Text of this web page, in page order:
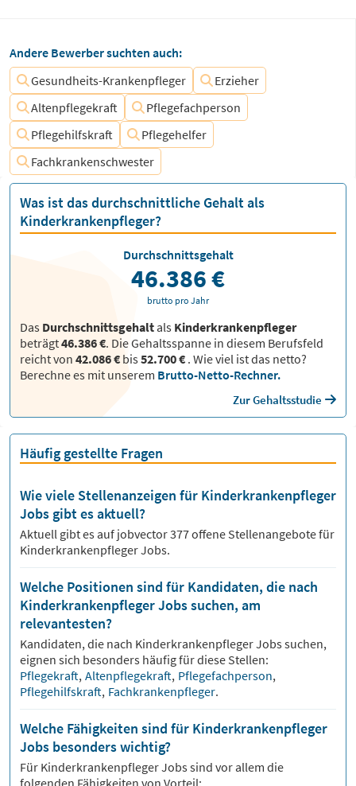
Andere Bewerber suchten auch:
Gesundheits-Krankenpfleger
Erzieher
Altenpflegekraft
Pflegefachperson
Pflegehilfskraft
Pflegehelfer
Fachkrankenschwester
Was ist das durchschnittliche Gehalt als
Kinderkrankenpfleger?
Das Durchschnittsgehaltals Kinderkrankenpfleger
beträgt46.386 €. Die Gehaltsspanne in diesem Berufsfeld
reicht von 42.086 € bis52.700 € . Wie viel ist das netto?
Berechne es mit unserem Brutto-Netto-Rechner.
Zur Gehaltsstudie
Durchschnittsgehalt
46.386 €
brutto pro Jahr
Häufig gestellte Fragen
Wie viele Stellenanzeigen für Kinderkrankenpfleger
Jobs gibt es aktuell?
Aktuell gibt es auf jobvector377offene Stellenangebote für
Kinderkrankenpfleger Jobs.
Welche Positionen sind für Kandidaten, die nach
Kinderkrankenpfleger Jobs suchen, am
relevantesten?
Kandidaten, die nach KinderkrankenpflegerJobs suchen,
eignen sich besonders häufig für diese Stellen:
Pflegekraft, Altenpflegekraft, Pflegefachperson,
Pflegehilfskraft, Fachkrankenpfleger.
Welche Fähigkeiten sind für Kinderkrankenpfleger
Jobs besonders wichtig?
Für KinderkrankenpflegerJobs sind vor allem die
folgenden Fähigkeiten von Vorteil: